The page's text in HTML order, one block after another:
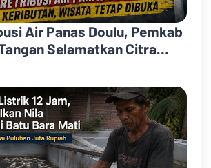
Air Panas Doulu, Pemkab
Selamatkan Citra